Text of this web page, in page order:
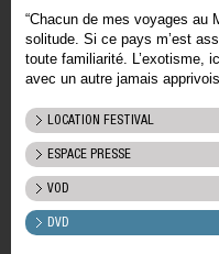
“Chacun de mes voyages au
solitude. Si ce pays m’est
toute familiarité. L’exotisme,
avec un autre jamais
LOCATION FESTIVAL
ESPACE PRESSE
VOD
DVD